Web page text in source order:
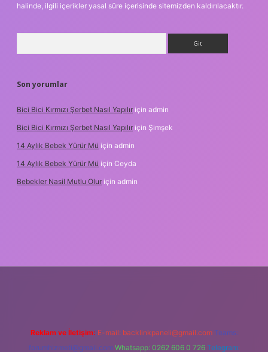
halinde, ilgili içerikler yasal süre içerisinde sitemizden kaldırılacaktır.
Son yorumlar
Bici Bici Kırmızı Şerbet Nasıl Yapılır için admin
Bici Bici Kırmızı Şerbet Nasıl Yapılır için Şimşek
14 Aylık Bebek Yürür Mü için admin
14 Aylık Bebek Yürür Mü için Ceyda
Bebekler Nasil Mutlu Olur için admin
Reklam ve İletişim: E-mail: backlinkpaneli@gmail.com Teams:
forumhizmeti@gmail.com Whatsapp: 0262 606 0 726 Telegram: